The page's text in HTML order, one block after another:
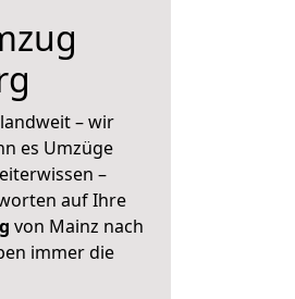
– wir
es Umzüge
–
auf Ihre
von Mainz nach
immer die